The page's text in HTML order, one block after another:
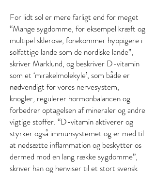
For lidt sol er mere farligt end for meget
“Mange sygdomme, for eksempel kræft og
multipel sklerose, forekommer hyppigere i
solfattige lande som de nordiske lande”,
skriver Marklund, og beskriver D-vitamin
som et ‘mirakelmolekyle’, som både er
nødvendigt for vores nervesystem,
knogler, regulerer hormonbalancen og
forbedrer optagelsen af mineraler og andre
vigtige stoffer. “D-vitamin aktiverer og
styrker også immunsystemet og er med til
at nedsætte inflammation og beskytter os
dermed mod en lang række sygdomme”,
skriver han og henviser til et stort svensk